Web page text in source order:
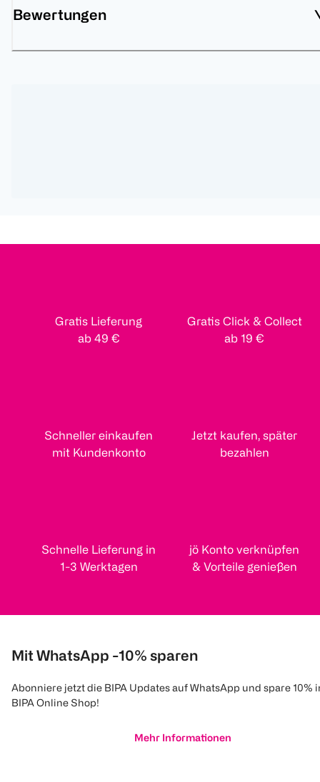
Bewertungen
Gratis Lieferung
ab 49 €
Gratis Click & Collect
ab 19 €
Schneller einkaufen
mit Kundenkonto
Jetzt kaufen, später
bezahlen
Schnelle Lieferung in
1-3 Werktagen
jö Konto verknüpfen
& Vorteile genießen
Mit WhatsApp -10% sparen
Abonniere jetzt die BIPA Updates auf WhatsApp und spare 10%
BIPA Online Shop!
Mehr Informationen